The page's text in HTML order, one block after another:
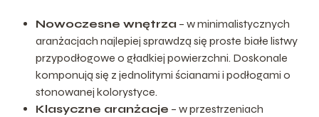
Nowoczesne wnętrza – w minimalistycznych
aranżacjach najlepiej sprawdzą się proste białe listwy
przypodłogowe o gładkiej powierzchni. Doskonale
komponują się z jednolitymi ścianami i podłogami o
stonowanej kolorystyce.
Klasyczne aranżacje – w przestrzeniach